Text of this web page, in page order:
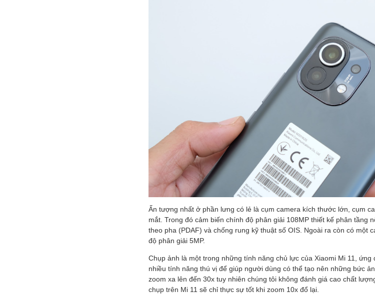
Ấn tượng nhất ở phần lưng có lẻ là cụm camera kích thước lớn, cụm
mắt. Trong đó cảm biến chính độ phân giải 108MP thiết kế phân tầng
theo pha (PDAF) và chống rung kỹ thuật số OIS. Ngoài ra còn có một
độ phân giải 5MP.
Chụp ảnh là một trong những tính năng chủ lực của Xiaomi Mi 11,
nhiều tính năng thú vị để giúp người dùng có thể tạo nên những bức
zoom xa lên đến 30x tuy nhiên chúng tôi không đánh giá cao chất
chụp trên Mi 11 sẽ chỉ thực sự tốt khi zoom 10x đổ lại.